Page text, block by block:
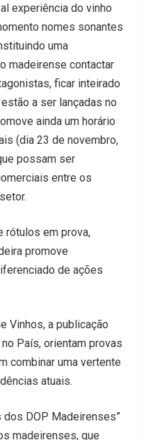
experiência do vinho
nomes sonantes
uma
madeirense contactar
ficar inteirado
a ser lançadas no
ainda um horário
(dia 23 de novembro,
possam ser
entre os
rótulos em prova,
promove
de ações
Vinhos, a publicação
País, orientam provas
combinar uma vertente
atuais.
dos DOP Madeirenses”
madeirenses, que